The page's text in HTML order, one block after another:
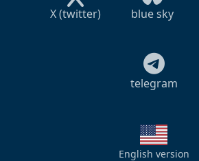
X (twitter) blue sky
telegram
English version